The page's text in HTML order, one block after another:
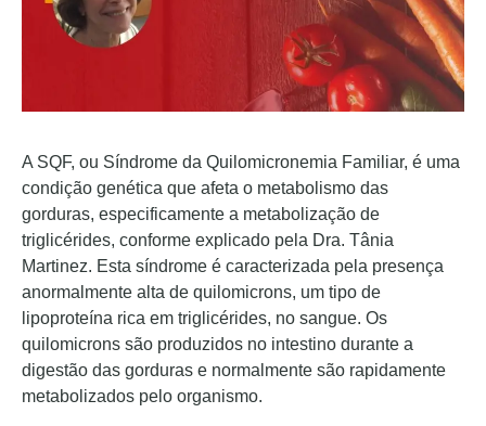
A SQF, ou Síndrome da Quilomicronemia Familiar, é uma
condição genética que afeta o metabolismo das
gorduras, especificamente a metabolização de
triglicérides, conforme explicado pela Dra. Tânia
Martinez. Esta síndrome é caracterizada pela presença
anormalmente alta de quilomicrons, um tipo de
lipoproteína rica em triglicérides, no sangue. Os
quilomicrons são produzidos no intestino durante a
digestão das gorduras e normalmente são rapidamente
metabolizados pelo organismo.